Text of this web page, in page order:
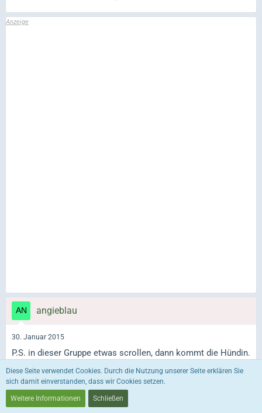
angieblau
30. Januar 2015
P.S. in dieser Gruppe etwas scrollen, dann kommt die Hündin.
Zaknafein
Diese Seite verwendet Cookies. Durch die Nutzung unserer Seite erklären Sie
sich damit einverstanden, dass wir Cookies setzen.
Weitere Informationen Schließen